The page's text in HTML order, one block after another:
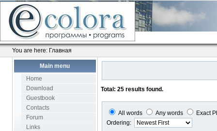
You are here: Главная
Main menu
Home
Download
Guestbook
Contacts
Forum
Links
Total: 25 results found.
All words Any words
Exact
Ordering: